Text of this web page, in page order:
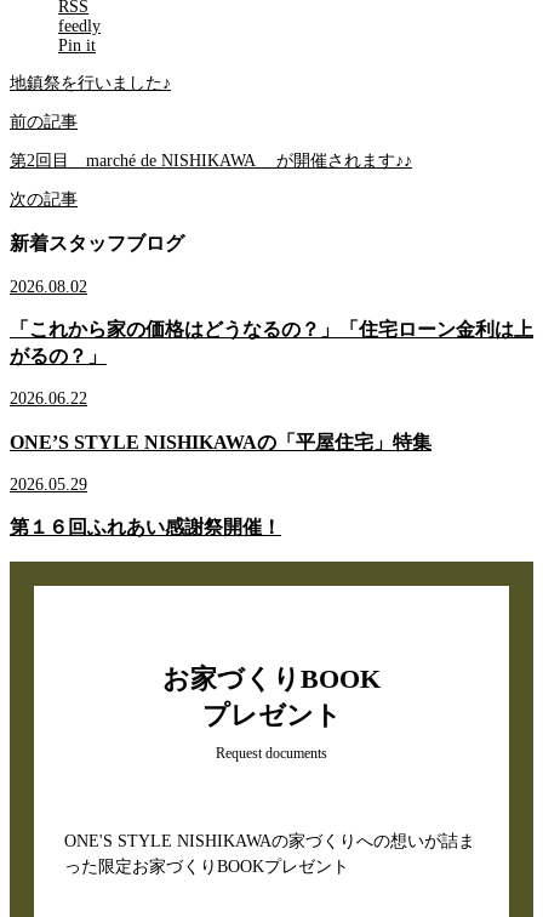
RSS
feedly
Pin it
地鎮祭を行いました♪
前の記事
第2回目 marché de NISHIKAWA が開催されます♪♪
次の記事
新着スタッフブログ
2026.08.02
「これから家の価格はどうなるの？」「住宅ローン金利は上
がるの？」
2026.06.22
ONE’S STYLE NISHIKAWAの「平屋住宅」特集
2026.05.29
第１６回ふれあい感謝祭開催！
お家づくりBOOK
プレゼント
Request documents
ONE'S STYLE NISHIKAWAの家づくりへの想いが詰ま
った限定お家づくりBOOKプレゼント